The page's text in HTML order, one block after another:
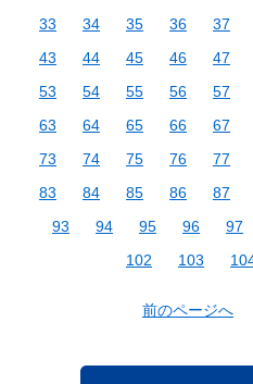
33
34 35 36 37
43
44 45 46 47
53
54 55 56 57
63
64 65 66 67
73
74 75 76 77
83
84 85 86 87
93
94 95 96 97
102
103
前のページへ